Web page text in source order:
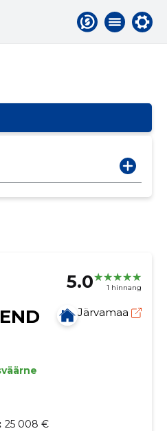
5.0 1 hinnang
Järvamaa
25 008 €